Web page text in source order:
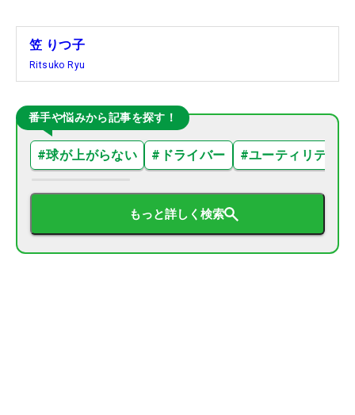
笠 りつ子
Ritsuko Ryu
番手や悩みから記事を探す！
#球が上がらない # ドライバー #ユーティリティ
もっと詳しく検索